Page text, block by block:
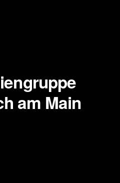
am Main